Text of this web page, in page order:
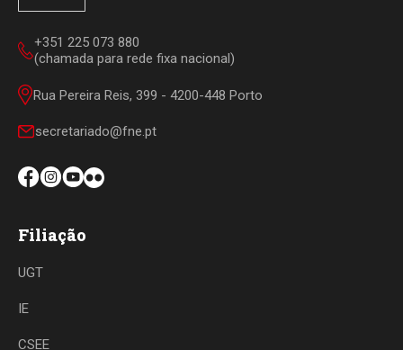
+351 225 073 880
(chamada para rede fixa nacional)
Rua Pereira Reis, 399 - 4200-448 Porto
secretariado@fne.pt
Filiação
UGT
IE
CSEE